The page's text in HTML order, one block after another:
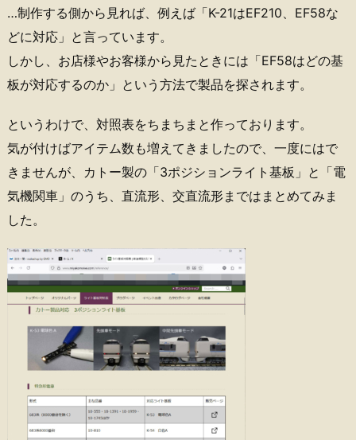
…制作する側から見れば、例えば「K-21はEF210、EF58な
どに対応」と言っています。
しかし、お店様やお客様から見たときには「EF58はどの基
板が対応するのか」という方法で製品を探されます。
というわけで、対照表をちまちまと作っております。
気が付けばアイテム数も増えてきましたので、一度にはで
きませんが、カトー製の「3ポジションライト基板」と「電
気機関車」のうち、直流形、交直流形まではまとめてみま
した。